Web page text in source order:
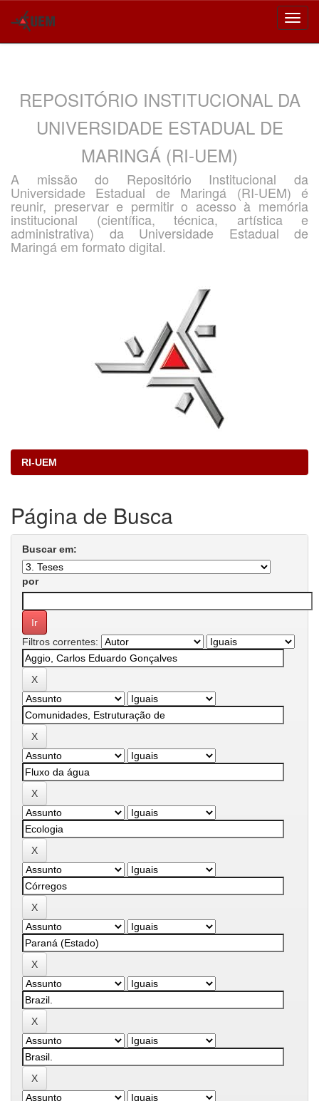
REPOSITÓRIO INSTITUCIONAL DA
UNIVERSIDADE ESTADUAL DE
MARINGÁ (RI-UEM)
A missão do Repositório Institucional da
Universidade Estadual de Maringá (RI-UEM) é
reunir, preservar e permitir o acesso à memória
institucional (científica, técnica, artística e
administrativa) da Universidade Estadual de
Maringá em formato digital.
RI-UEM
Página de Busca
Buscar em:
por
Filtros correntes: